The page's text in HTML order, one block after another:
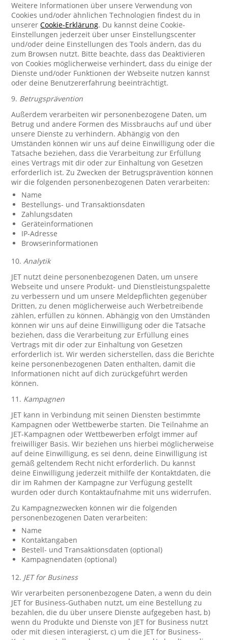
Weitere Informationen über unsere Verwendung von
Cookies und/oder ähnlichen Technologien findest du in
unsererCookie-Erklärung. Du kannst deine Cookie-
Einstellungen jederzeit über unser Einstellungscenter
und/oder deine Einstellungen des Tools ändern, das du
zum Browsen nutzt. Bitte beachte, dass das Deaktivieren
von Cookies möglicherweise verhindert, dass du einige der
Dienste und/oder Funktionen der Webseite nutzen kannst
oder deine Benutzererfahrung beeinträchtigt.
9. Betrugsprävention
Außerdem verarbeiten wir personenbezogene Daten, um
Betrug und andere Formen des Missbrauchs auf und über
unsere Dienste zu verhindern. Abhängig von den
Umständen können wir uns auf deine Einwilligung oder die
Tatsache beziehen, dass die Verarbeitung zur Erfüllung
eines Vertrags mit dir oder zur Einhaltung von Gesetzen
erforderlich ist. Zu Zwecken der Betrugsprävention können
wir die folgenden personenbezogenen Daten verarbeiten:
Name
Bestellungs- und Transaktionsdaten
Zahlungsdaten
Geräteinformationen
IP-Adresse
Browserinformationen
10.Analytik
JET nutzt deine personenbezogenen Daten, um unsere
Webseite und unsere Produkt- und Dienstleistungspalette
zu verbessern und um unsere Meldepflichten gegenüber
Dritten, zu denen möglicherweise auch Werbetreibende
zählen, erfüllen zu können. Abhängig von den Umständen
können wir uns auf deine Einwilligung oder die Tatsache
beziehen, dass die Verarbeitung zur Erfüllung eines
Vertrags mit dir oder zur Einhaltung von Gesetzen
erforderlich ist. Wir werden sicherstellen, dass die Berichte
keine personenbezogenen Daten enthalten, damit die
Informationen nicht auf dich zurückgeführt werden
können.
11. Kampagnen
JET kann in Verbindung mit seinen Diensten bestimmte
Kampagnen oder Wettbewerbe starten. Die Teilnahme an
JET-Kampagnen oder Wettbewerben erfolgt immer auf
freiwilliger Basis. Wir beziehen uns hierbei möglicherweise
auf deine Einwilligung, es sei denn, deine Einwilligung ist
gemäß geltendem Recht nicht erforderlich. Du kannst
deine Einwilligung jederzeit mithilfe der Kontaktdaten, die
dir im Rahmen der Kampagne zur Verfügung gestellt
wurden oder durch Kontaktaufnahme mit uns widerrufen.
Zu Kampagnezwecken können wir die folgenden
personenbezogenen Daten verarbeiten:
Name
Kontaktangaben
Bestell- und Transaktionsdaten (optional)
Kampagnendaten (optional)
12. JET for Business
Wir verarbeiten personenbezogene Daten, a wenn du dein
JET for Business-Guthaben nutzt, um eine Bestellung zu
bezahlen, die du über unsere Dienste aufgegeben hast, b)
wenn du Produkte und Dienste von JET for Business nutzt
oder mit diesen interagierst, c) um die JET for Business-